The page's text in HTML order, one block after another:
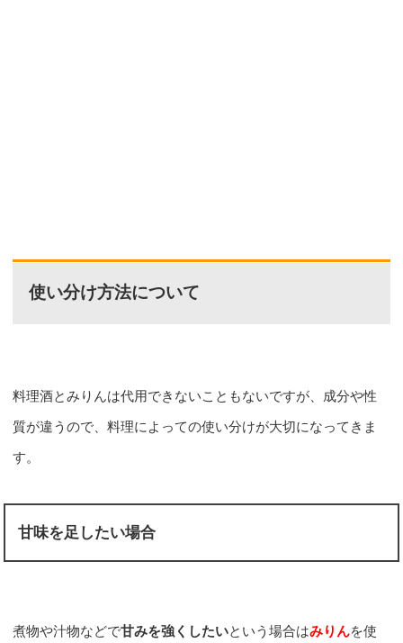
使い分け方法について
料理酒とみりんは代用できないこともないですが、成分や性
質が違うので、料理によっての使い分けが大切になってきま
す。
甘味を足したい場合
煮物や汁物などで甘みを強くしたいという場合はみりんを使